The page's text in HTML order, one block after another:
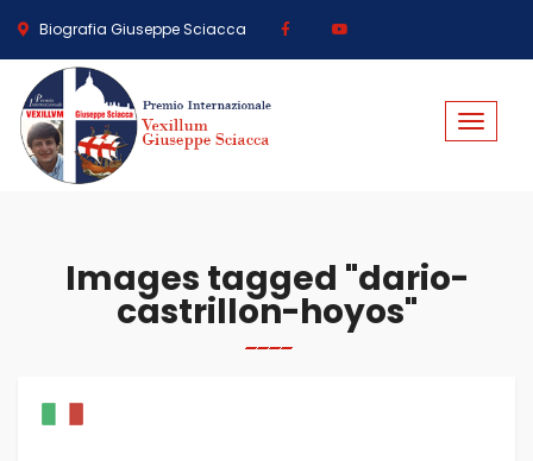
Biografia Giuseppe Sciacca
Toggle
Images tagged "dario-
castrillon-hoyos"